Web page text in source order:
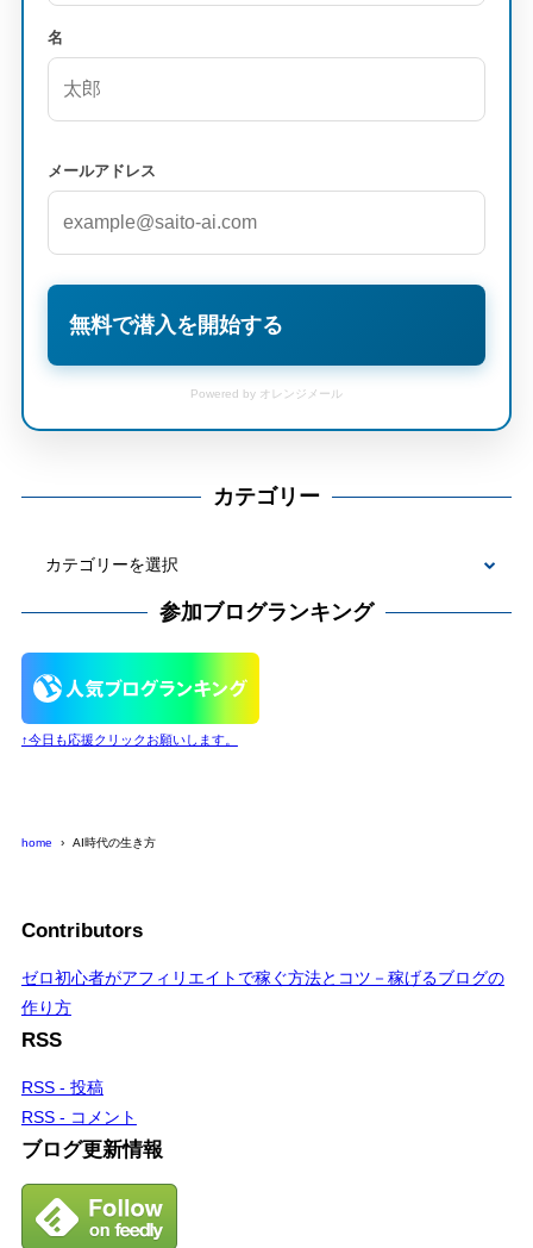
名
メールアドレス
無料で潜入を開始する
Powered by オレンジメール
カテゴリー
テ
ー
参加ブログランキング
↑今日も応援クリックお願いします。
home AI時代の生き方
Contributors
ゼロ初心者がアフィリエイトで稼ぐ方法とコツ－稼げるブログの
作り方
RSS
RSS - 投稿
RSS - コメント
ブログ更新情報